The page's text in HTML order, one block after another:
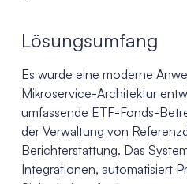
Lösungsumfang
Es wurde eine moderne
Mikroservice-Architektur
umfassende ETF-Fonds-
der Verwaltung von
Berichterstattung. Das
Integrationen, automatisiert